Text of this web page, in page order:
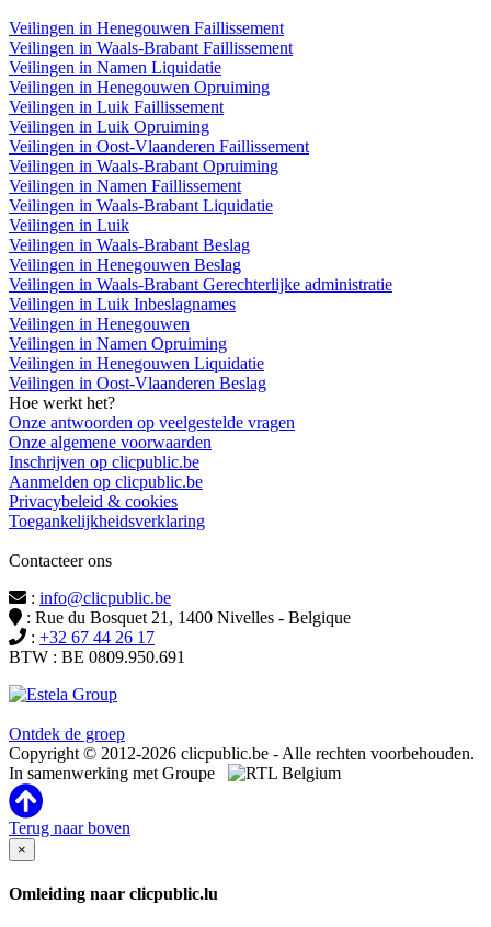
Veilingen in Henegouwen Faillissement
Veilingen in Waals-Brabant Faillissement
Veilingen in Namen Liquidatie
Veilingen in Henegouwen Opruiming
Veilingen in Luik Faillissement
Veilingen in Luik Opruiming
Veilingen in Oost-Vlaanderen Faillissement
Veilingen in Waals-Brabant Opruiming
Veilingen in Namen Faillissement
Veilingen in Waals-Brabant Liquidatie
Veilingen in Luik
Veilingen in Waals-Brabant Beslag
Veilingen in Henegouwen Beslag
Veilingen in Waals-Brabant Gerechterlijke administratie
Veilingen in Luik Inbeslagnames
Veilingen in Henegouwen
Veilingen in Namen Opruiming
Veilingen in Henegouwen Liquidatie
Veilingen in Oost-Vlaanderen Beslag
Hoe werkt het?
Onze antwoorden op veelgestelde vragen
Onze algemene voorwaarden
Inschrijven op clicpublic.be
Aanmelden op clicpublic.be
Privacybeleid & cookies
Toegankelijkheidsverklaring
Contacteer ons
: info@clicpublic.be
: Rue du Bosquet 21, 1400 Nivelles - Belgique
: +32 67 44 26 17
BTW : BE 0809.950.691
Ontdek de groep
Copyright © 2012-2026 clicpublic.be - Alle rechten voorbehouden.
In samenwerking met Groupe
Terug naar boven
×
Omleiding naar clicpublic.lu